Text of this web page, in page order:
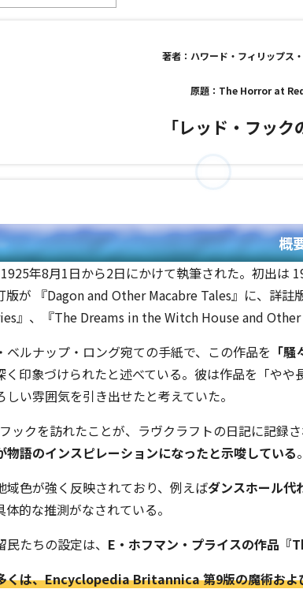
著者：ハワード・フィリップス
原題：The Horror at
「レッド・フック
概
年8月1日から2日にかけて執筆された。初出は
が 『Dagon and Other Macabre Tales』に、詳
』、『The Dreams in the Witch House and Other
ベルナップ・ロング宛ての手紙で、この作品を 「
く印象づけられたと述べている。彼は作品を「や
い雰囲気を引き出せたと考えていた。
ックを訪れたことが、ラヴクラフトの日記に記録
物語のインスピレーションになったと示唆している。
域色が強く反映されており、例えばダンスホール代
的な推測がなされている。
たちの設定は、 E・ホフマン・プライスの作品
くは、Encyclopedia Britannica 第9版の魔術およ